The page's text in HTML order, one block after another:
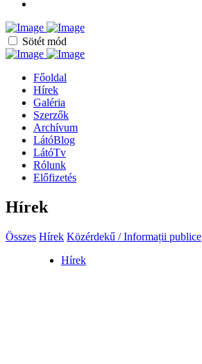
Sötét mód
Főoldal
Hírek
Galéria
Szerzők
Archívum
LátóBlog
LátóTv
Rólunk
Előfizetés
Hírek
Összes Hírek Közérdekű / Informații publice
Hírek